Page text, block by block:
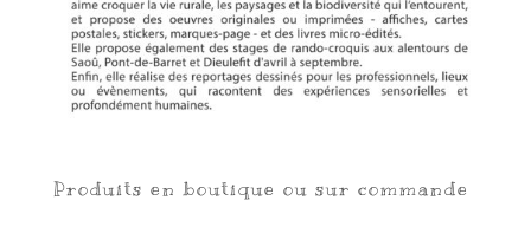
Produits en boutique ou sur commande